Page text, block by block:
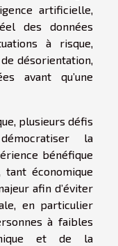
artificielle,
des données
à risque,
désorientation,
avant qu’une
plusieurs défis
la
bénéfique
tant économique
afin d’éviter
en particulier
à faibles
et de la